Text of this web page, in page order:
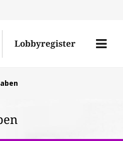
Lobbyregister
Menü